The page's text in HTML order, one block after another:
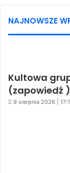
NAJNOWSZE
Kultowa
(zapowiedź )
9 sierpnia 2026 |